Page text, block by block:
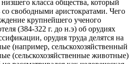
класса общества, который
свободными аристократами. Чего
крупнейшего ученого
(384-322 г. до н.э) об орудиях
орудия труда делятся на
(например, сельскохозяйственный
(сельскохозяйственные животные)